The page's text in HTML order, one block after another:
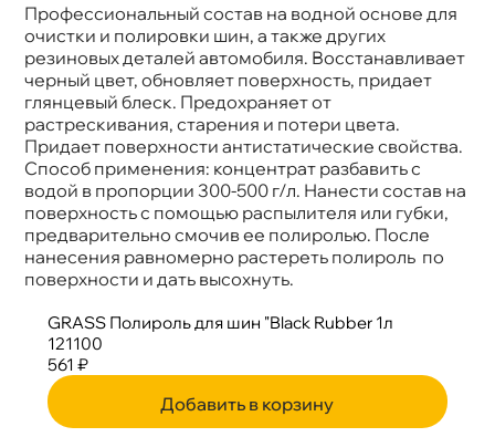
Профессиональный состав на водной основе для
очистки и полировки шин, а также других
резиновых деталей автомобиля. Восстанавливает
черный цвет, обновляет поверхность, придает
лянцевый блеск. Предохраняет от
растрескивания, старения и потери цвета.
Придает поверхности антистатические свойства.
Способ применения: концентрат разбавить с
одой в пропорции 300-500 г/л. Нанести состав на
поверхность с помощью распылителя или губки,
предварительно смочив ее полиролью. После
нанесения равномерно растереть полироль по
поверхности и дать высохнуть.
Бренд
GRASS
Объем
Артикул
121100
GRASS Полироль для шин "Black Rubber 1л
121100
561 ₽
Добавить в корзину